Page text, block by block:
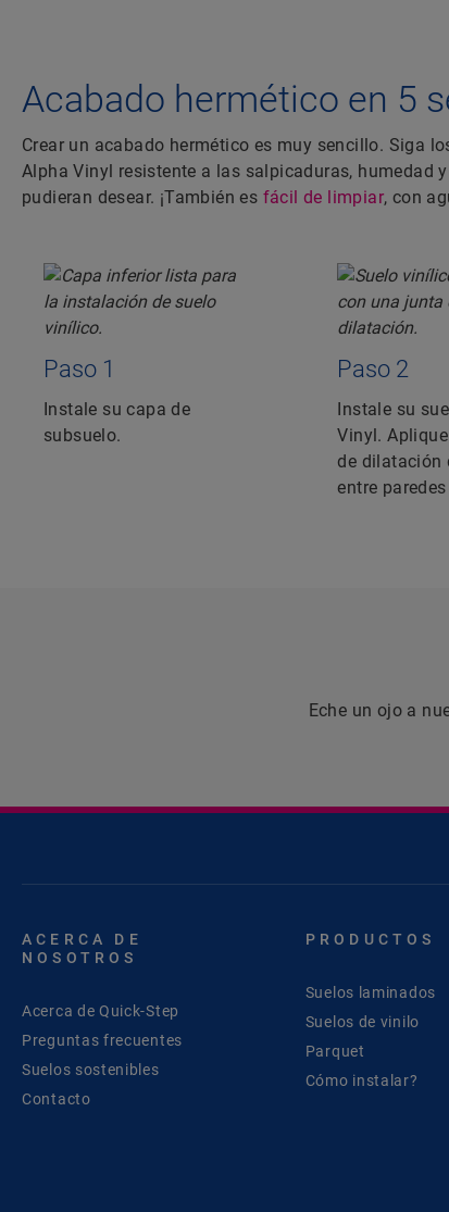
Acabado hermético en 5
Crear un acabado hermético es muy sencillo. Siga
Alpha Vinyl resistente a las salpicaduras, humedad
pudieran desear. ¡También es fácil de limpiar, con
Paso 1
Instale su capa de
subsuelo.
Paso 2
Instale su
Vinyl.
de dilatación
entre
Eche un ojo a
ACERCA DE
NOSOTROS
Acerca de Quick-Step
Preguntas frecuentes
Suelos sostenibles
Contacto
PRODUCTOS
Suelos laminados
Suelos de vinilo
Parquet
Cómo instalar?